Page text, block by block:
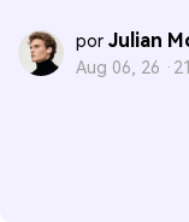
por Julian
Aug 06, 26 ·